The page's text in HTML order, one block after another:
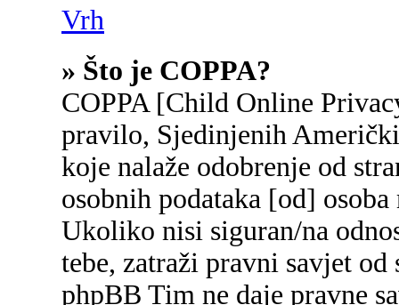
Vrh
» Što je COPPA?
COPPA [Child Online
pravilo, Sjedinjenih
koje nalaže odobrenje od
osobnih podataka [od]
Ukoliko nisi siguran/na
tebe, zatraži pravni savjet od
phpBB Tim ne daje pravne